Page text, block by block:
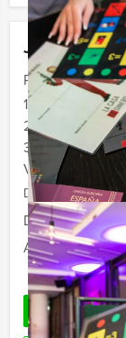
Jouw uitje
Prijs :
12 - 19 personen
20 - 29
30 - 39
Vanaf 40
De prijzen zijn
Duur:
3 uur
Aantal: